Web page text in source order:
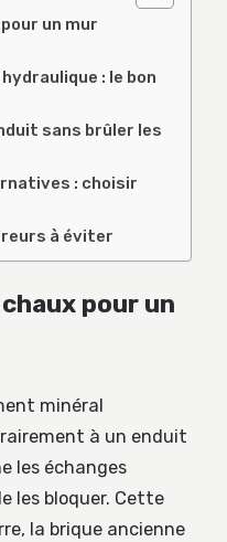
un mur
: le bon
sans brûler les
: choisir
à éviter
pour un
minéral
à un enduit
les échanges
les bloquer. Cette
la brique ancienne